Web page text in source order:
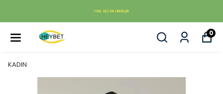
YENI SEZON ÜRÜNLER
0
KADIN